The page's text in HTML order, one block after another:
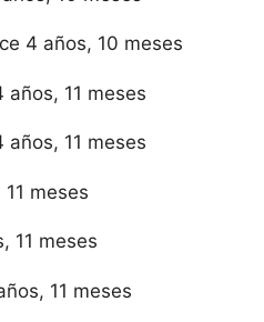
4 años, 10 meses
años, 11 meses
años, 11 meses
meses
11 meses
11 meses